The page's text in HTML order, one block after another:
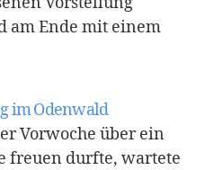
am Ende mit einem
Beginn der Partie
ein enges
in der 20.
im Odenwald
Vorwoche über ein
freuen durfte, wartete